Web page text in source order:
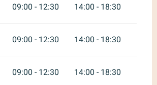
09:00 - 12:30 14:00 - 18:30
09:00 - 12:30 14:00 - 18:30
09:00 - 12:30 14:00 - 18:30